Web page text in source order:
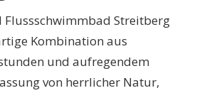
Flussschwimmbad Streitberg
Kombination aus
und aufregendem
von herrlicher Natur,